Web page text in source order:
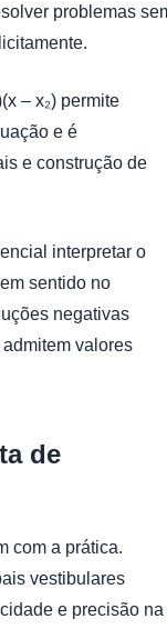
problemas
– x₂) permite
e é
e construção de
interpretar o
sentido no
negativas
valores
de
com a prática.
vestibulares
e precisão na